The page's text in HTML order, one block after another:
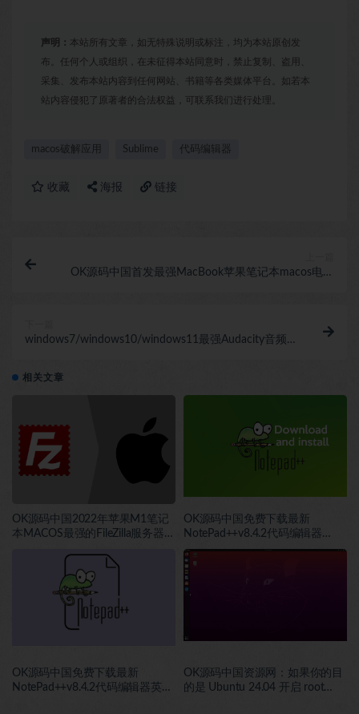
声明： 本站所有文章，如无特殊说明或标注，均为本站原创发
布。任何个人或组织，在未征得本站同意时，禁止复制、盗用、
采集、发布本站内容到任何网站、书籍等各类媒体平台。如若本
站内容侵犯了原著者的合法权益，可联系我们进行处理。
macos破解应用 Sublime 代码编辑器
收藏 海报 链接
OK源码中国首发最强MacBook苹果笔记本macos电脑
windows7/windows10/windows11最强Audacity音频
相关文章
OK源码中国2022年苹果M1笔记
本MACOS最强的FileZilla服务器
OK源码中国免费下载最新
NotePad++v8.4.2代码编辑器
ARM64位中文安装版~超好用的
程序代码编辑软件
OK源码中国免费下载最新
NotePad++v8.4.2代码编辑器英特
OK源码中国资源网：如果你的目
的是 Ubuntu 24.04 开启 root